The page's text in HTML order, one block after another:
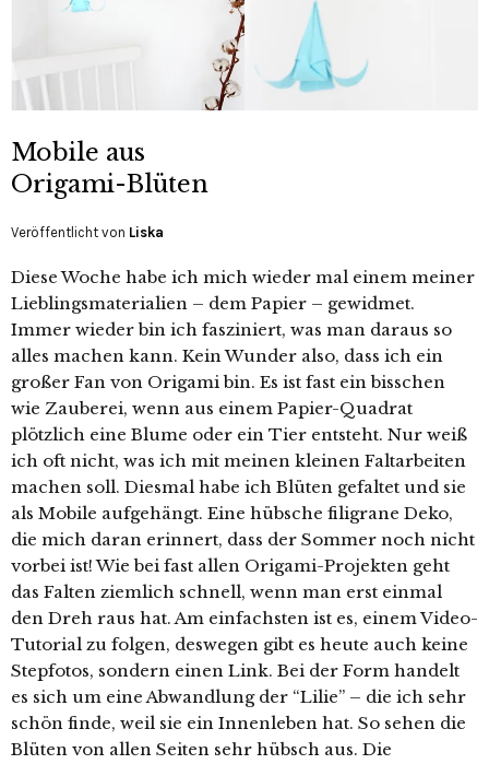
Mobile aus
Origami-Blüten
Veröffentlicht von Liska
Diese Woche habe ich mich wieder mal einem meiner
Lieblingsmaterialien – dem Papier – gewidmet.
Immer wieder bin ich fasziniert, was man daraus so
alles machen kann. Kein Wunder also, dass ich ein
großer Fan von Origami bin. Es ist fast ein bisschen
wie Zauberei, wenn aus einem Papier-Quadrat
plötzlich eine Blume oder ein Tier entsteht. Nur weiß
ich oft nicht, was ich mit meinen kleinen Faltarbeiten
machen soll. Diesmal habe ich Blüten gefaltet und sie
als Mobile aufgehängt. Eine hübsche filigrane Deko,
die mich daran erinnert, dass der Sommer noch nicht
vorbei ist! Wie bei fast allen Origami-Projekten geht
das Falten ziemlich schnell, wenn man erst einmal
den Dreh raus hat. Am einfachsten ist es, einem Video-
Tutorial zu folgen, deswegen gibt es heute auch keine
Stepfotos, sondern einen Link. Bei der Form handelt
es sich um eine Abwandlung der “Lilie” – die ich sehr
schön finde, weil sie ein Innenleben hat. So sehen die
Blüten von allen Seiten sehr hübsch aus. Die